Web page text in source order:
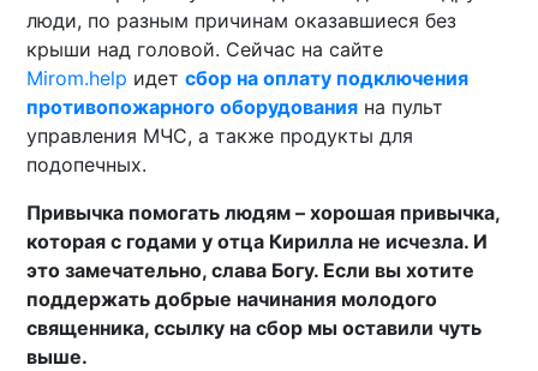
люди, по разным причинам оказавшиеся без
крыши над головой. Сейчас на сайте
Mirom.help идетсбор на оплату подключения
противопожарного оборудования на пульт
управления МЧС, а также продукты для
подопечных.
Привычка помогать людям – хорошая привычка,
которая с годами у отца Кирилла не исчезла. И
это замечательно, слава Богу. Если вы хотите
поддержать добрые начинания молодого
священника, ссылку на сбор мы оставили чуть
выше.